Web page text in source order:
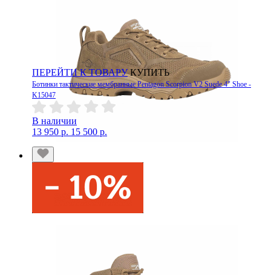
ПЕРЕЙТИ К ТОВАРУ КУПИТЬ
Ботинки тактические мембранные Pentagon Scorpion V2 Suede 4" Shoe -
K15047
В наличии
13 950 р. 15 500 р.